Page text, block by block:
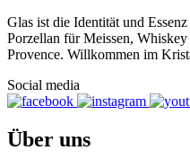
Glas ist die Identität und
Porzellan für Meissen,
Provence. Willkommen im
Social media
Über uns